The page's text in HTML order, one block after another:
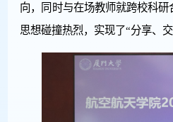
向，同时与在场教师就跨校科
思想碰撞热烈，实现了“分享、